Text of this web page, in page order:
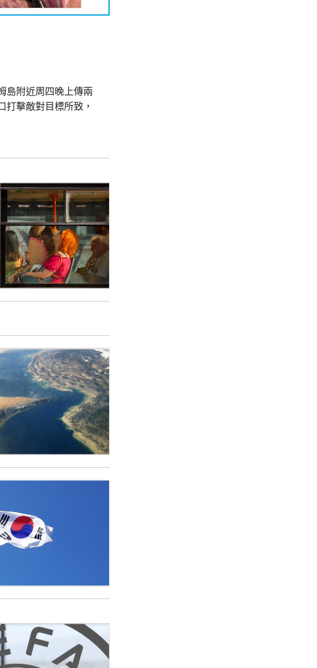
島附近周四晚上傳兩
打擊敵對目標所致，